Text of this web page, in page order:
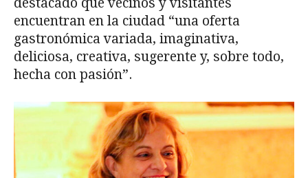
destacado que vecinos y visitantes
encuentran en la ciudad “una oferta
gastronómica variada, imaginativa,
deliciosa, creativa, sugerente y, sobre todo,
hecha con pasión”.